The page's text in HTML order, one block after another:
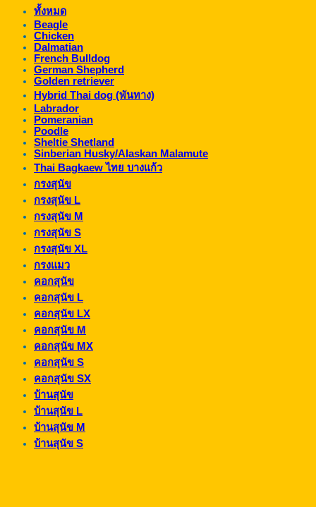
ทั้งหมด
Beagle
Chicken
Dalmatian
French Bulldog
German Shepherd
Golden retriever
Hybrid Thai dog (พันทาง)
Labrador
Pomeranian
Poodle
Sheltie Shetland
Sinberian Husky/Alaskan Malamute
Thai Bagkaew ไทย บางแก้ว
กรงสุนัข
กรงสุนัข L
กรงสุนัข M
กรงสุนัข S
กรงสุนัข XL
กรงแมว
คอกสุนัข
คอกสุนัข L
คอกสุนัข LX
คอกสุนัข M
คอกสุนัข MX
คอกสุนัข S
คอกสุนัข SX
บ้านสุนัข
บ้านสุนัข L
บ้านสุนัข M
บ้านสุนัข S